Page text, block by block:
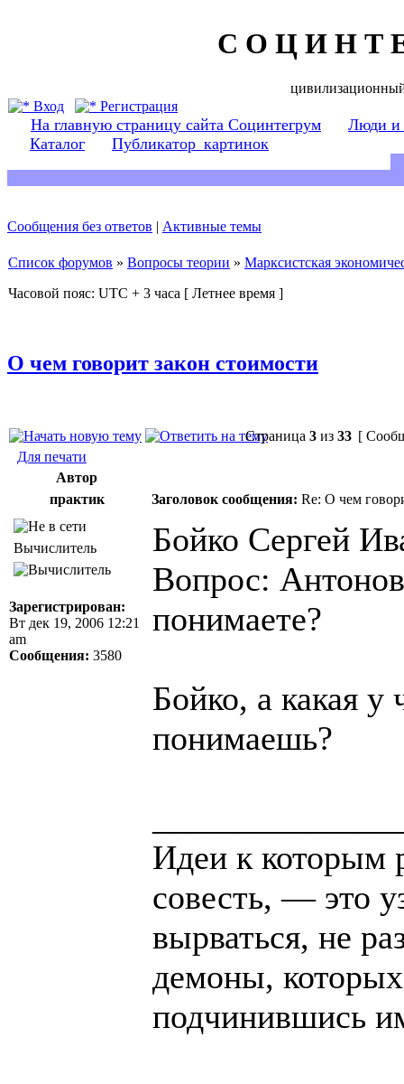
С О Ц И Н Т
Вход
Регистрация
На главную страницу сайта Социнтегрум
Люди и
Каталог
Публикатор_картинок
Сообщения без ответов | Активные темы
Список форумов » Вопросы теории » Марксистская
Часовой пояс: UTC + 3 часа [ Летнее время ]
О чем говорит закон стоимости
Страница 3 из 33 [
Для печати
Автор
практик
Заголовок сообщения: Re: О чем
Вычислитель
Зарегистрирован:
Вт дек 19, 2006 12:21
am
Сообщения: 3580
Бойко Сергей
Вопрос:
понимаете?
Бойко, а какая у
понимаешь?
Идеи к которым
совесть, — это
вырваться, не
демоны,
подчинившись